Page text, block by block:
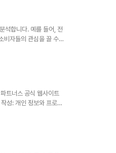
석합니다. 예를 들어, 전
비자들의 관심을 끌 수
을 확인합니다. 이 목록
트너스 공식 웹사이트
성: 개인 정보와 프로필
탐색: 쿠팡에서 판매되